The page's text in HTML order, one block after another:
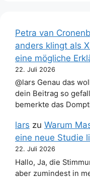
Petra van
anders klingt als
eine mögliche
22. Juli 2026
@lars Genau das
dein Beitrag so
bemerkte das
lars zu Warum
eine neue Studie
22. Juli 2026
Hallo, Ja, die
aber zumindest in